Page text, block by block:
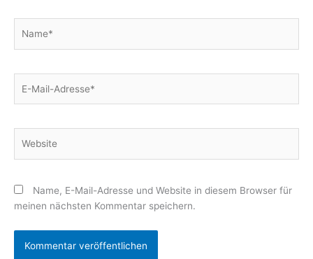
Mail-
Name, E-Mail-Adresse und Website in diesem Browser für
meinen nächsten Kommentar speichern.